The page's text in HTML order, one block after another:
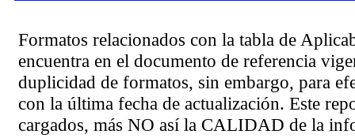
Formatos relacionados con la tabla de
encuentra en el documento de referencia
duplicidad de formatos, sin embargo, para
con la última fecha de actualización. Este
cargados, más NO así la CALIDAD de la